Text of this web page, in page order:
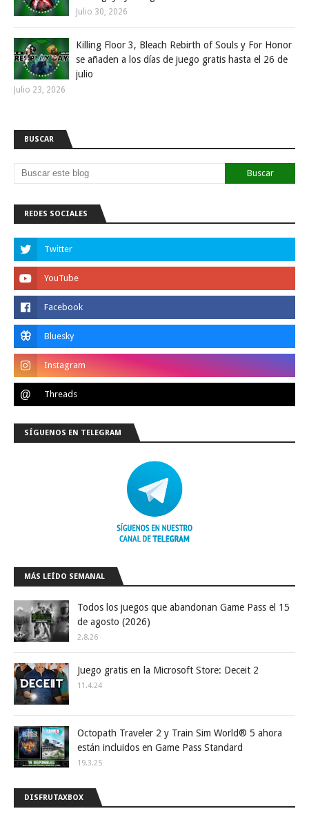
Julio 30, 2026
Killing Floor 3, Bleach Rebirth of Souls y For Honor
se añaden a los días de juego gratis hasta el 26 de
julio
Julio 23, 2026
BUSCAR
REDES SOCIALES
SÍGUENOS EN TELEGRAM
MÁS LEÍDO SEMANAL
Todos los juegos que abandonan Game Pass el 15
de agosto (2026)
2.8.26
Juego gratis en la Microsoft Store: Deceit 2
11.4.24
Octopath Traveler 2 y Train Sim World® 5 ahora
están incluidos en Game Pass Standard
19.3.25
DISFRUTAXBOX